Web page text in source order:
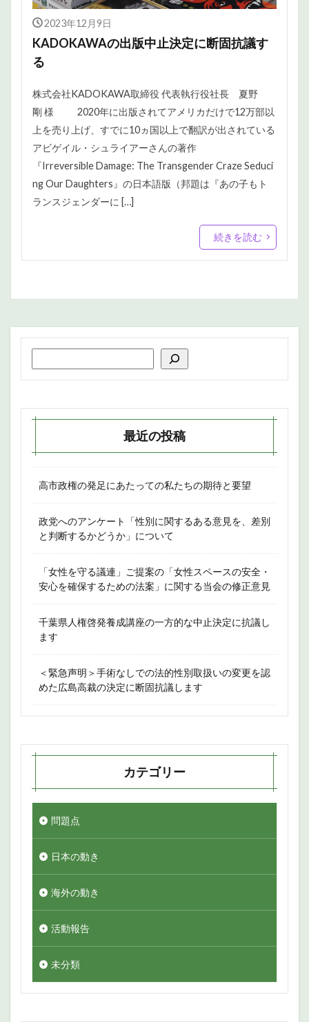
2023年12月9日
KADOKAWAの出版中止決定に断固抗議す
る
株式会社KADOKAWA取締役 代表執行役社長 夏野
剛 様 2020年に出版されてアメリカだけで12万部以
上を売り上げ、すでに10ヵ国以上で翻訳が出されている
アビゲイル・シュライアーさんの著作
『Irreversible Damage: The Transgender Craze Seduci
ng Our Daughters』の日本語版（邦題は『あの子もト
ランスジェンダーに […]
続きを読む
最近の投稿
高市政権の発足にあたっての私たちの期待と要望
政党へのアンケート「性別に関するある意見を、差別
と判断するかどうか」について
「女性を守る議連」ご提案の「女性スペースの安全・
安心を確保するための法案」に関する当会の修正意見
千葉県人権啓発養成講座の一方的な中止決定に抗議し
ます
＜緊急声明＞手術なしでの法的性別取扱いの変更を認
めた広島高裁の決定に断固抗議します
カテゴリー
問題点
日本の動き
海外の動き
活動報告
未分類